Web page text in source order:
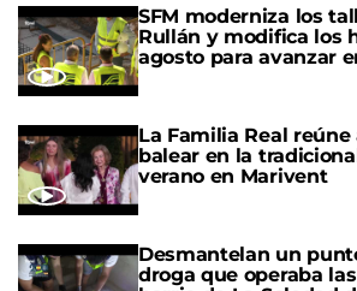
SFM moderniza los
Rullán y modifica los
agosto para avanzar
La Familia Real reúne
balear en la
verano en Marivent
Desmantelan un
droga que operaba